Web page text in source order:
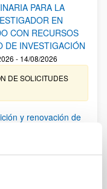
PARA LA
EN
CON RECURSOS
DE INVESTIGACIÓN
- 14/08/2026
DE SOLICITUDES
y renovación de
en la
provisional de
Relación